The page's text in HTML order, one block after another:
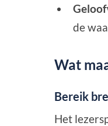
de
Wat
Bereik
Het